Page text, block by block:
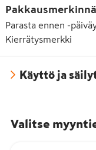
Parasta ennen -
Kierrätysmerkki
Käyttö ja
Valitse